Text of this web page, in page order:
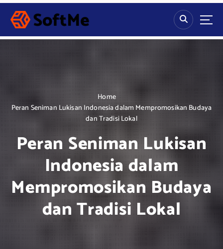
S
p
Home
Peran Seniman Lukisan Indonesia dalam Mempromosikan Budaya
dan Tradisi Lokal
Peran Seniman Lukisan
Indonesia dalam
Mempromosikan Budaya
dan Tradisi Lokal